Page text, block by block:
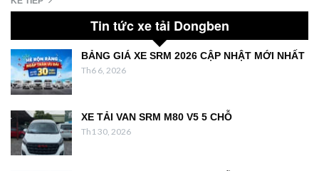
Tin tức xe tải Dongben
BẢNG GIÁ XE SRM 2026 CẬP NHẬT MỚI NHẤT
Th6 6, 2026
XE TẢI VAN SRM M80 V5 5 CHỖ
Th1 30, 2026